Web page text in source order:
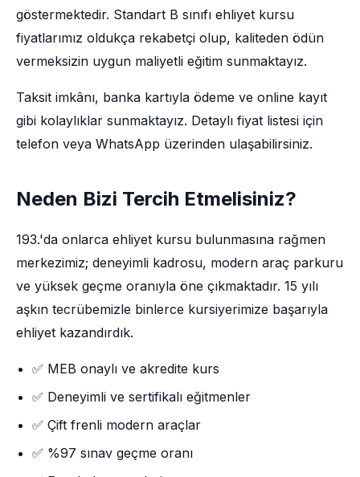
göstermektedir. Standart B sınıfı ehliyet kursu
fiyatlarımız oldukça rekabetçi olup, kaliteden ödün
vermeksizin uygun maliyetli eğitim sunmaktayız.
Taksit imkânı, banka kartıyla ödeme ve online kayıt
gibi kolaylıklar sunmaktayız. Detaylı fiyat listesi için
telefon veya WhatsApp üzerinden ulaşabilirsiniz.
Neden Bizi Tercih Etmelisiniz?
193.'da onlarca ehliyet kursu bulunmasına rağmen
merkezimiz; deneyimli kadrosu, modern araç parkuru
ve yüksek geçme oranıyla öne çıkmaktadır. 15 yılı
aşkın tecrübemizle binlerce kursiyerimize başarıyla
ehliyet kazandırdık.
✅ MEB onaylı ve akredite kurs
✅ Deneyimli ve sertifikalı eğitmenler
✅ Çift frenli modern araçlar
✅ %97 sınav geçme oranı